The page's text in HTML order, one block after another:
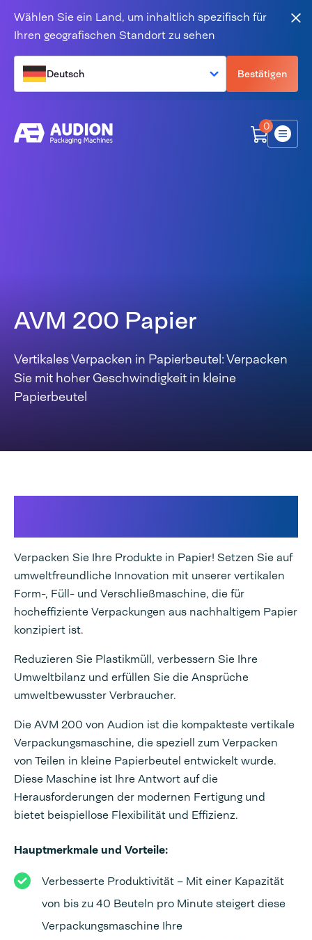
Wählen Sie ein Land, um inhaltlich spezifisch für
Ihren geografischen Standort zu sehen
Deutsch Bestätigen
0
Menü
AVM 200 Papier
Vertikales Verpacken in Papierbeutel: Verpacken
Sie mit hoher Geschwindigkeit in kleine
Papierbeutel
Verpacken Sie Ihre Produkte in Papier! Setzen Sie auf
umweltfreundliche Innovation mit unserer vertikalen
Form-, Füll- und Verschließmaschine, die für
hocheffiziente Verpackungen aus nachhaltigem Papier
konzipiert ist.
Reduzieren Sie Plastikmüll, verbessern Sie Ihre
Umweltbilanz und erfüllen Sie die Ansprüche
umweltbewusster Verbraucher.
Die AVM 200 von Audion ist die kompakteste vertikale
Verpackungsmaschine, die speziell zum Verpacken
von Teilen in kleine Papierbeutel entwickelt wurde.
Diese Maschine ist Ihre Antwort auf die
Herausforderungen der modernen Fertigung und
bietet beispiellose Flexibilität und Effizienz.
Hauptmerkmale und Vorteile:
Verbesserte Produktivität – Mit einer Kapazität
von bis zu 40 Beuteln pro Minute steigert diese
Verpackungsmaschine Ihre